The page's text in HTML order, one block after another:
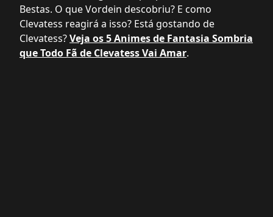
Bestas. O que Vordein descobriu? E como
Clevatess reagirá a isso? Está gostando de
Clevatess?Veja os 5 Animes de Fantasia Sombria
que Todo Fã de Clevatess Vai Amar.